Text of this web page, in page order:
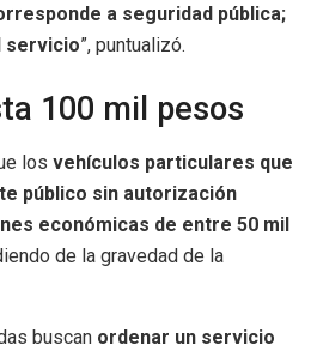
a seguridad pública;
servicio”, puntualizó.
100 mil pesos
los vehículos particulares que
público sin autorización
económicas de entre 50 mil
de la gravedad de la
buscan ordenar un servicio